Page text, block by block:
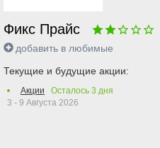
Фикс Прайс
добавить в любимые
Текущие и будущие акции:
Акции Осталось 3 дня
3 - 9 Августа 2026